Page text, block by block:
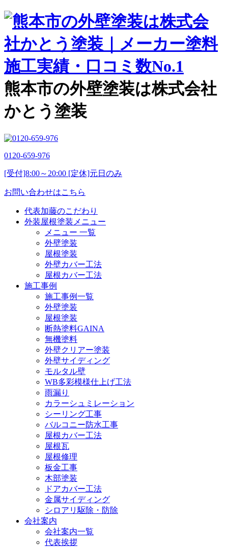
熊本市の外壁塗装は株式会社
かとう塗装
0120-659-976
[受付]8:00～20:00 [定休]元日のみ
お問い合わせはこちら
代表加藤のこだわり
外装屋根塗装メニュー
メニュー 一覧
外壁塗装
屋根塗装
外壁カバー工法
屋根カバー工法
施工事例
施工事例一覧
外壁塗装
屋根塗装
断熱塗料GAINA
無機塗料
外壁クリアー塗装
外壁サイディング
モルタル壁
WB多彩模様仕上げ工法
雨漏り
カラーシュミレーション
シーリング工事
バルコニー防水工事
屋根カバー工法
屋根瓦
屋根修理
板金工事
木部塗装
ドアカバー工法
金属サイディング
シロアリ駆除・防除
会社案内
会社案内一覧
代表挨拶